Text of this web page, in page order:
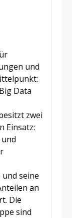
und
Data
zwei
Einsatz:
und seine
an
Die
sind